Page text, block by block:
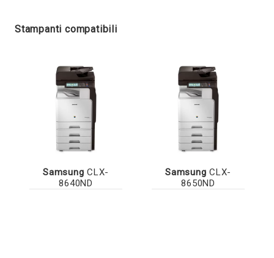
Stampanti compatibili
Samsung CLX-
8640ND
Samsung CLX-
8650ND